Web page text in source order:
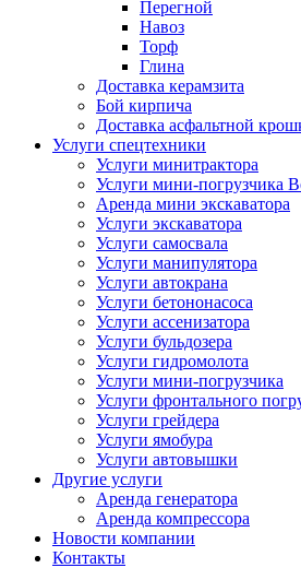
Перегной
Навоз
Торф
Глина
Доставка керамзита
Бой кирпича
Доставка асфальтной
Услуги спецтехники
Услуги минитрактора
Услуги мини-погрузчика
Аренда мини экскаватора
Услуги экскаватора
Услуги самосвала
Услуги манипулятора
Услуги автокрана
Услуги бетононасоса
Услуги ассенизатора
Услуги бульдозера
Услуги гидромолота
Услуги мини-погрузчика
Услуги фронтального
Услуги грейдера
Услуги ямобура
Услуги автовышки
Другие услуги
Аренда генератора
Аренда компрессора
Новости компании
Контакты